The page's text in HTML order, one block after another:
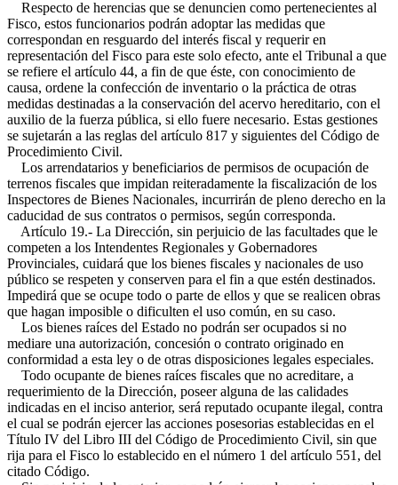
Respecto de herencias que se denuncien como pertenecientes al
Fisco, estos funcionarios podrán adoptar las medidas que
correspondan en resguardo del interés fiscal y requerir en
representación del Fisco para este solo efecto, ante el Tribunal a que
se refiere el artículo 44, a fin de que éste, con conocimiento de
causa, ordene la confección de inventario o la práctica de otras
medidas destinadas a la conservación del acervo hereditario, con el
auxilio de la fuerza pública, si ello fuere necesario. Estas gestiones
se sujetarán a las reglas del artículo 817 y siguientes del Código de
Procedimiento Civil.
Los arrendatarios y beneficiarios de permisos de ocupación de
terrenos fiscales que impidan reiteradamente la fiscalización de los
Inspectores de Bienes Nacionales, incurrirán de pleno derecho en la
caducidad de sus contratos o permisos, según corresponda.
Artículo 19.- La Dirección, sin perjuicio de las facultades que le
competen a los Intendentes Regionales y Gobernadores
Provinciales, cuidará que los bienes fiscales y nacionales de uso
público se respeten y conserven para el fin a que estén destinados.
Impedirá que se ocupe todo o parte de ellos y que se realicen obras
que hagan imposible o dificulten el uso común, en su caso.
Los bienes raíces del Estado no podrán ser ocupados si no
mediare una autorización, concesión o contrato originado en
conformidad a esta ley o de otras disposiciones legales especiales.
Todo ocupante de bienes raíces fiscales que no acreditare, a
requerimiento de la Dirección, poseer alguna de las calidades
indicadas en el inciso anterior, será reputado ocupante ilegal, contra
el cual se podrán ejercer las acciones posesorias establecidas en el
Título IV del Libro III del Código de Procedimiento Civil, sin que
rija para el Fisco lo establecido en el número 1 del artículo 551, del
citado Código.